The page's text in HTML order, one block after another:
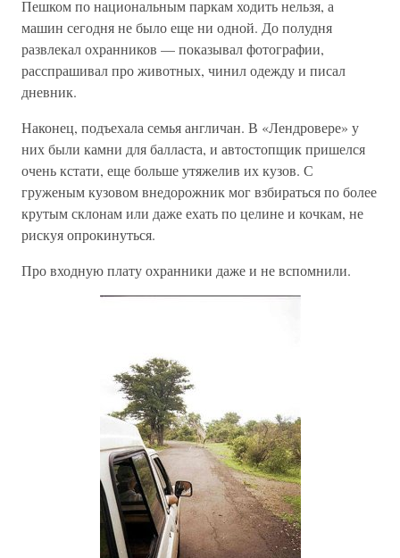
Пешком по национальным паркам ходить нельзя, а
машин сегодня не было еще ни одной. До полудня
развлекал охранников — показывал фотографии,
расспрашивал про животных, чинил одежду и писал
дневник.
Наконец, подъехала семья англичан. В «Лендровере» у
них были камни для балласта, и автостопщик пришелся
очень кстати, еще больше утяжелив их кузов. С
груженым кузовом внедорожник мог взбираться по более
крутым склонам или даже ехать по целине и кочкам, не
рискуя опрокинуться.
Про входную плату охранники даже и не вспомнили.